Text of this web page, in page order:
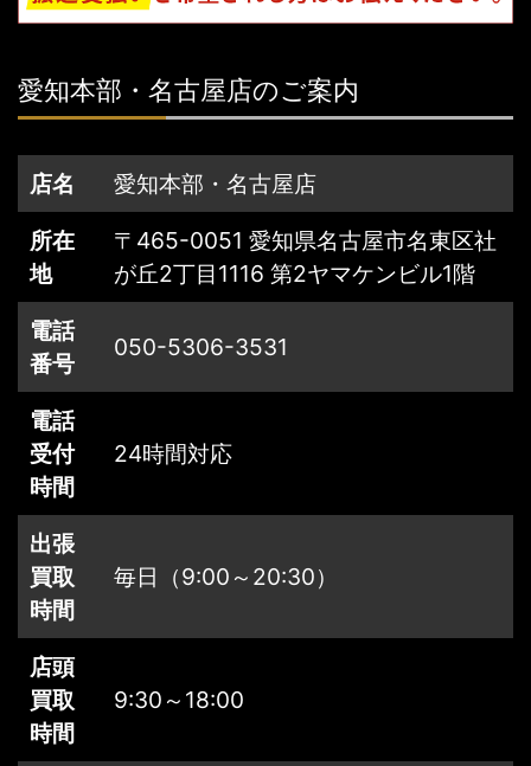
愛知本部・名古屋店のご案内
店名
愛知本部・名古屋店
所在
地
〒465-0051 愛知県名古屋市名東区社
が丘2丁目1116 第2ヤマケンビル1階
電話
番号
050-5306-3531
電話
受付
時間
24時間対応
出張
買取
時間
毎日（9:00～20:30）
店頭
買取
時間
9:30～18:00